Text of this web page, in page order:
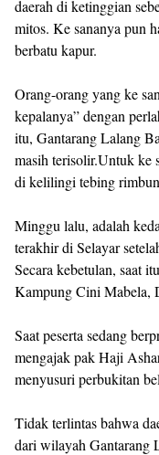
daerah di ketinggian
mitos. Ke sananya pun
berbatu kapur.
Orang-orang yang ke
kepalanya” dengan
itu, Gantarang Lalang
masih terisolir.Untuk ke
di kelilingi tebing
Minggu lalu, adalah
terakhir di Selayar
Secara kebetulan, saat
Kampung Cini Mabela,
Saat peserta sedang
mengajak pak Haji
menyusuri perbukitan
Tidak terlintas bahwa
dari wilayah Gantarang